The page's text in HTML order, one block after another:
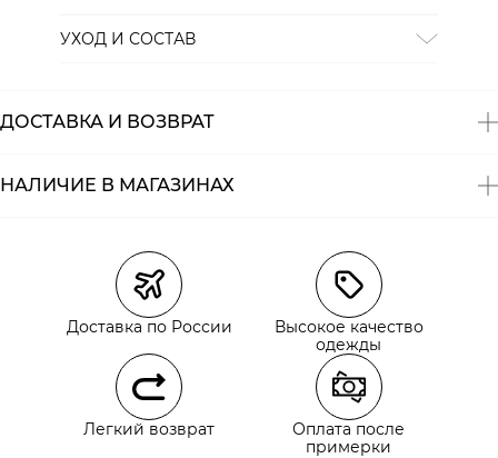
УХОД И СОСТАВ
ГЛАЖЕНИЕ:не гладить горячим (макс. 110 °)
ДОСТАВКА И ВОЗВРАТ
Курьерская доставка СДЭК
Самовывоз из пункта выдачи СДЭК
Самовывоз из наших магазинов
Курьерская доставка СДЭК
Самовывоз из пункта выдачи СДЭК
НАЛИЧИЕ В МАГАЗИНАХ
Доставка по России
Высокое качество
одежды
Легкий возврат
Оплата после
примерки